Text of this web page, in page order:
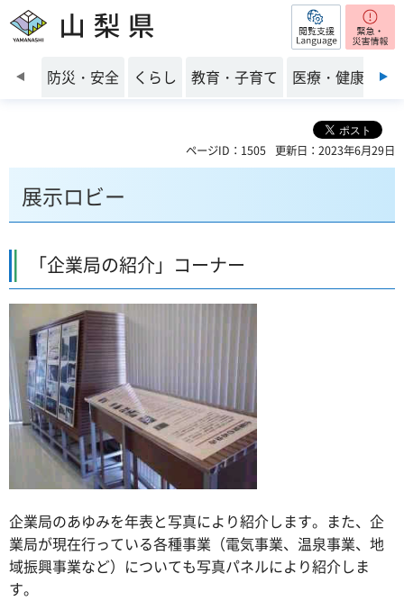
山梨県 閲覧支援
前のスライドを表示
防災・安全 くらし 教育・子育て 医療・健康・福
ページID：1505 更新日：2023年6月29日
展示ロビー
「企業局の紹介」コーナー
企業局のあゆみを年表と写真により紹介します。また、企
業局が現在行っている各種事業（電気事業、温泉事業、地
域振興事業など）についても写真パネルにより紹介しま
す。